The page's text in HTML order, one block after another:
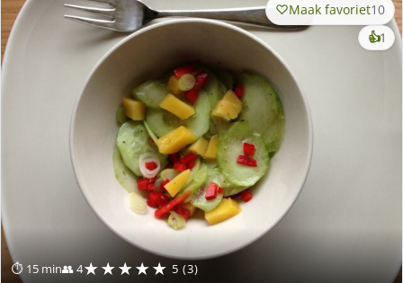
⏱ 15 min👥 4★★★★★ 5 (3)
Maak favoriet10
👍1